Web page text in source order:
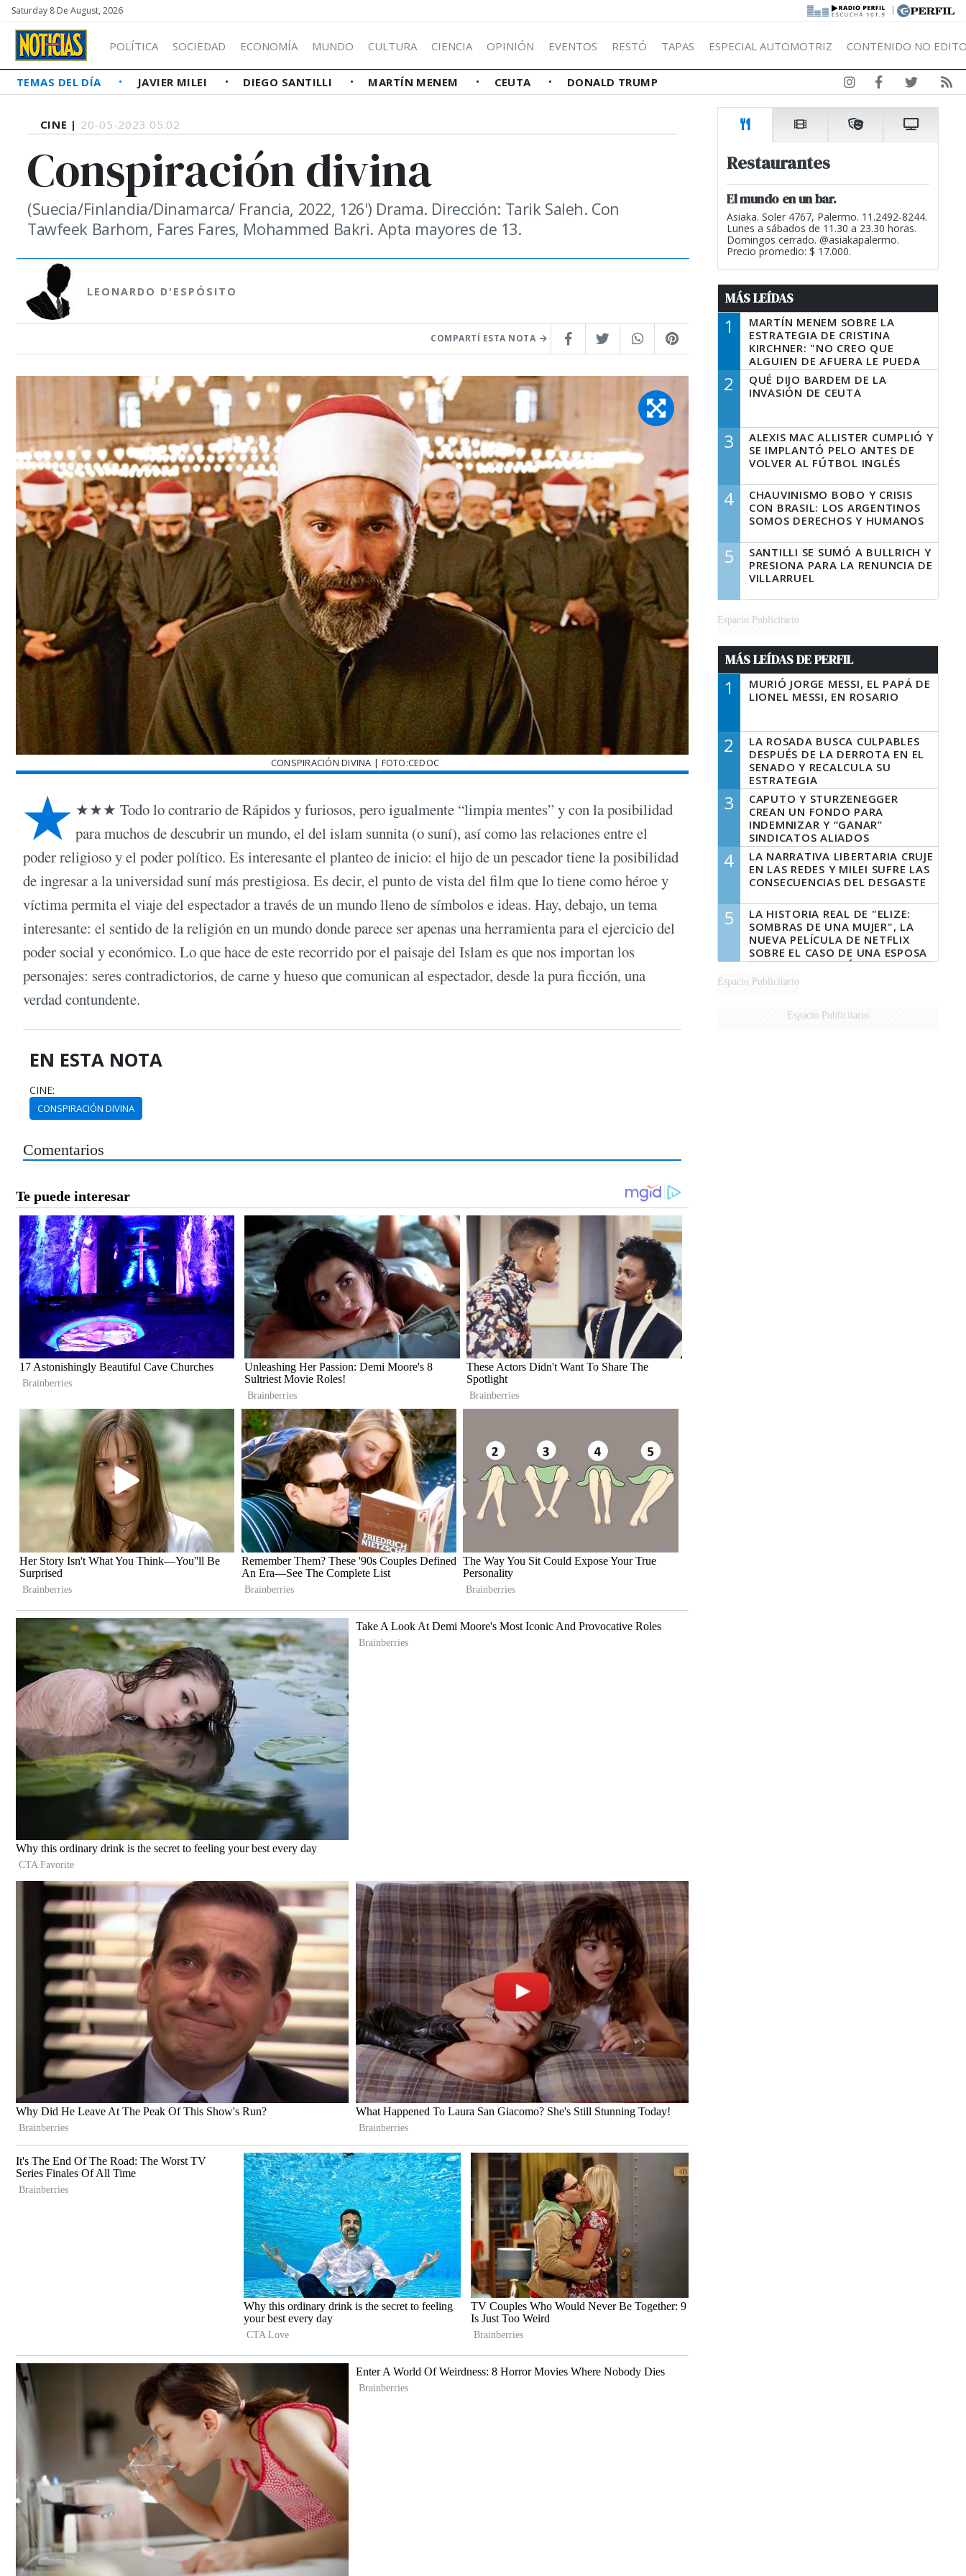
Saturday 8 De August, 2026 |
POLÍTICA SOCIEDAD ECONOMÍA MUNDO CULTURA CIENCIA OPINIÓN EVENTOS RESTÓ TAPAS ESPECIAL AUTOMOTRIZ CONTENIDO NO
TEMAS DEL DÍA JAVIER MILEI DIEGO SANTILLI MARTÍN MENEM CEUTA DONALD TRUMP
CINE | 20-05-2023 05:02
Conspiración divina
(Suecia/Finlandia/Dinamarca/ Francia, 2022, 126') Drama. Dirección: Tarik Saleh. Con
Tawfeek Barhom, Fares Fares, Mohammed Bakri. Apta mayores de 13.
LEONARDO D'ESPÓSITO
COMPARTÍ ESTA NOTA
CONSPIRACIÓN DIVINA | FOTO:CEDOC
★ ★★★ Todo lo contrario de Rápidos y furiosos, pero igualmente “limpia mentes” y con la posibilidad
para muchos de descubrir un mundo, el del islam sunnita (o suní), así como las relaciones entre el
poder religioso y el poder político. Es interesante el planteo de inicio: el hijo de un pescador tiene la posibilidad
de ingresar a la universidad suní más prestigiosa. Es decir, el punto de vista del film que lo tiene como héroe y
víctima permita el viaje del espectador a través de un mundo lleno de símbolos e ideas. Hay, debajo, un tema
interesante: el sentido de la religión en un mundo donde parece ser apenas una herramienta para el ejercicio del
poder social y económico. Lo que hace de este recorrido por el paisaje del Islam es que nos importan los
personajes: seres contradictorios, de carne y hueso que comunican al espectador, desde la pura ficción, una
verdad contundente.
EN ESTA NOTA
CINE:
CONSPIRACIÓN DIVINA
Comentarios
Restaurantes
El mundo en un bar.
Asiaka. Soler 4767, Palermo. 11.2492-8244.
Lunes a sábados de 11.30 a 23.30 horas.
Domingos cerrado. @asiakapalermo.
Precio promedio: $ 17.000.
MÁS LEÍDAS
1
MARTÍN MENEM SOBRE LA
ESTRATEGIA DE CRISTINA
KIRCHNER: "NO CREO QUE
ALGUIEN DE AFUERA LE PUEDA
DECIR A LA JUSTICIA LO QUE
TIENE QUE HACER"
2
QUÉ DIJO BARDEM DE LA
INVASIÓN DE CEUTA
3
ALEXIS MAC ALLISTER CUMPLIÓ Y
SE IMPLANTÓ PELO ANTES DE
VOLVER AL FÚTBOL INGLÉS
4
CHAUVINISMO BOBO Y CRISIS
CON BRASIL: LOS ARGENTINOS
SOMOS DERECHOS Y HUMANOS
5
SANTILLI SE SUMÓ A BULLRICH Y
PRESIONA PARA LA RENUNCIA DE
VILLARRUEL
Espacio Publicitario
MÁS LEÍDAS DE PERFIL
1
MURIÓ JORGE MESSI, EL PAPÁ DE
LIONEL MESSI, EN ROSARIO
2
LA ROSADA BUSCA CULPABLES
DESPUÉS DE LA DERROTA EN EL
SENADO Y RECALCULA SU
ESTRATEGIA
3
CAPUTO Y STURZENEGGER
CREAN UN FONDO PARA
INDEMNIZAR Y “GANAR”
SINDICATOS ALIADOS
4
LA NARRATIVA LIBERTARIA CRUJE
EN LAS REDES Y MILEI SUFRE LAS
CONSECUENCIAS DEL DESGASTE
5
LA HISTORIA REAL DE "ELIZE:
SOMBRAS DE UNA MUJER", LA
NUEVA PELÍCULA DE NETFLIX
SOBRE EL CASO DE UNA ESPOSA
QUE DESCUARTIZÓ A SU
MARIDO
Espacio Publicitario
Espacio Publicitario